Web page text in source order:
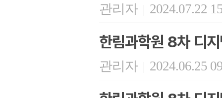
관리자 | 2024.07.22
한림과학원 8차 디
관리자 | 2024.06.25